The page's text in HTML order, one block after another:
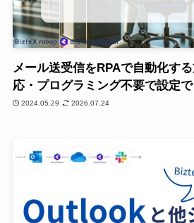
メール送受信をRPAで自動化す
応・プログラミング不要で設定
2024.05.29 2026.07.24